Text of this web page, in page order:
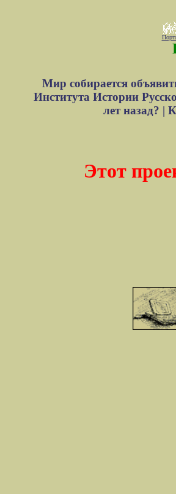
Мир собирается
Института Истории
лет назад? |
Этот